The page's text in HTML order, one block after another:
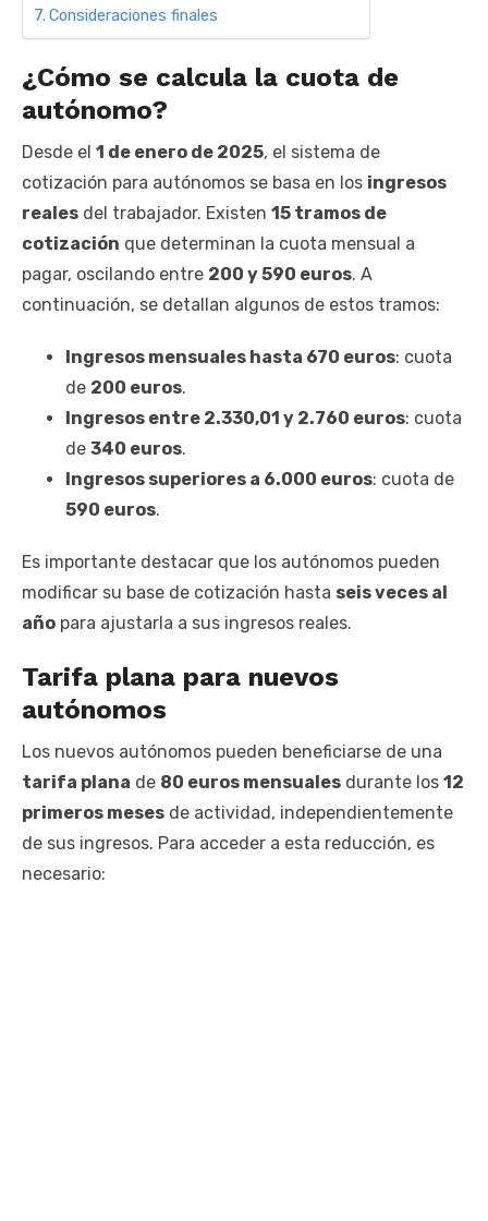
Consideraciones finales
¿Cómo se calcula la cuota de
autónomo?
Desde el 1 de enero de 2025, el sistema de
cotización para autónomos se basa en los ingresos
reales del trabajador. Existen 15 tramos de
cotización que determinan la cuota mensual a
pagar, oscilando entre 200 y 590 euros. A
continuación, se detallan algunos de estos tramos:
Ingresos mensuales hasta 670 euros: cuota
de 200 euros.
Ingresos entre 2.330,01 y 2.760 euros: cuota
de 340 euros.
Ingresos superiores a 6.000 euros: cuota de
590 euros.
Es importante destacar que los autónomos pueden
modificar su base de cotización hasta seis veces al
año para ajustarla a sus ingresos reales.
Tarifa plana para nuevos
autónomos
Los nuevos autónomos pueden beneficiarse de una
tarifa plana de 80 euros mensuales durante los 12
primeros meses de actividad, independientemente
de sus ingresos. Para acceder a esta reducción, es
necesario: